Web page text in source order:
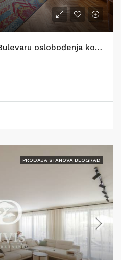
Namešten, 2.0 stan u Bulevaru oslobođenja kod Banjičke šume,76m2
PRODAJA STANOVA BEOGRAD